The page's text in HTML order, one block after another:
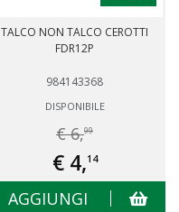
TALCO NON TALCO CEROTTI
FDR12P
984143368
DISPONIBILE
€ 6,99
€ 4,14
AGGIUNGI